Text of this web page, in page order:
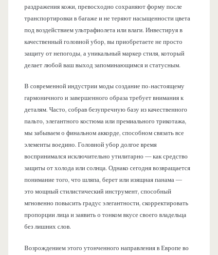
раздражения кожи, превосходно сохраняют форму после
транспортировки в багаже и не теряют насыщенности цвета
под воздействием ультрафиолета или влаги. Инвестируя в
качественный головной убор, вы приобретаете не просто
защиту от непогоды, а уникальный маркер стиля, который
делает любой ваш выход запоминающимся и статусным.
В современной индустрии моды создание по-настоящему
гармоничного и завершенного образа требует внимания к
деталям. Часто, собрав безупречную базу из качественного
пальто, элегантного костюма или премиального трикотажа,
мы забываем о финальном аккорде, способном связать все
элементы воедино. Головной убор долгое время
воспринимался исключительно утилитарно — как средство
защиты от холода или солнца. Однако сегодня возвращается
понимание того, что шляпа, берет или изящная панама —
это мощный стилистический инструмент, способный
мгновенно повысить градус элегантности, скорректировать
пропорции лица и заявить о тонком вкусе своего владельца
без лишних слов.
Возрождением этого утонченного направления в Европе во